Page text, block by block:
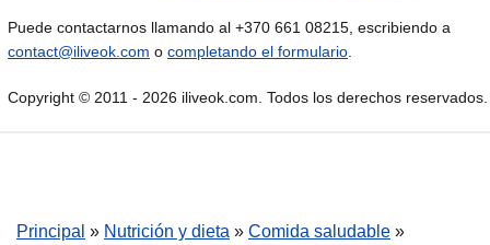
Puede contactarnos llamando al +370 661 08215, escribiendo a
contact@iliveok.com o completando el formulario
Copyright © 2011 - 2026 iliveok.com. Todos los derechos reservados.
Principal » Nutrición y dieta » Comida saludable »